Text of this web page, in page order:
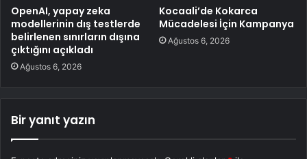
OpenAI, yapay zeka
modellerinin dış testlerde
belirlenen sınırların dışına
çıktığını açıkladı
Ağustos 6, 2026
Kocaali’de Kokarca
Mücadelesi İçin Kampanya
Ağustos 6, 2026
Bir yanıt yazın